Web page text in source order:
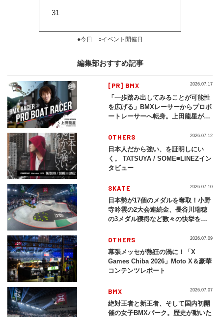
31
●今日 ○イベント開催日
編集部おすすめ記事
[PR] BMX
「一歩踏み出してみることが可能性
を広げる」BMXレーサーからプロボ
ートレーサーへ転身。上田龍星が体
2026.07.17
OTHERS
日本人だから強い、を証明しにい
く。 TATSUYA / SOME≡LINEZイン
タビュー
2026.07.12
SKATE
日本勢が17個のメダルを奪取！小野
寺吟雲の2大会連続金、長谷川瑞穂
の3メダル獲得など数々の快挙をプ
2026」
2026.07.10
OTHERS
幕張メッセが熱狂の渦に！「X
Games Chiba 2026」Moto X＆豪華
コンテンツレポート
2026.07.09
BMX
絶対王者と新王者、そして国内初開
催の女子BMXパーク。歴史が動いた
2026.07.07